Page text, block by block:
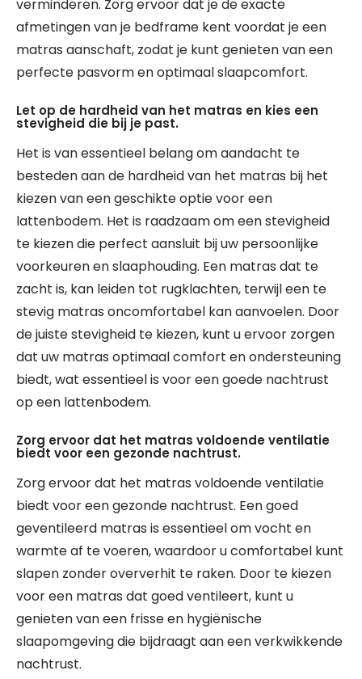
verminderen. Zorg ervoor dat je de exacte
afmetingen van je bedframe kent voordat je een
matras aanschaft, zodat je kunt genieten van een
perfecte pasvorm en optimaal slaapcomfort.
Let op de hardheid van het matras en kies een
stevigheid die bij je past.
Het is van essentieel belang om aandacht te
besteden aan de hardheid van het matras bij het
kiezen van een geschikte optie voor een
lattenbodem. Het is raadzaam om een stevigheid
te kiezen die perfect aansluit bij uw persoonlijke
voorkeuren en slaaphouding. Een matras dat te
zacht is, kan leiden tot rugklachten, terwijl een te
stevig matras oncomfortabel kan aanvoelen. Door
de juiste stevigheid te kiezen, kunt u ervoor zorgen
dat uw matras optimaal comfort en ondersteuning
biedt, wat essentieel is voor een goede nachtrust
op een lattenbodem.
Zorg ervoor dat het matras voldoende ventilatie
biedt voor een gezonde nachtrust.
Zorg ervoor dat het matras voldoende ventilatie
biedt voor een gezonde nachtrust. Een goed
geventileerd matras is essentieel om vocht en
warmte af te voeren, waardoor u comfortabel kunt
slapen zonder oververhit te raken. Door te kiezen
voor een matras dat goed ventileert, kunt u
genieten van een frisse en hygiënische
slaapomgeving die bijdraagt aan een verkwikkende
nachtrust.